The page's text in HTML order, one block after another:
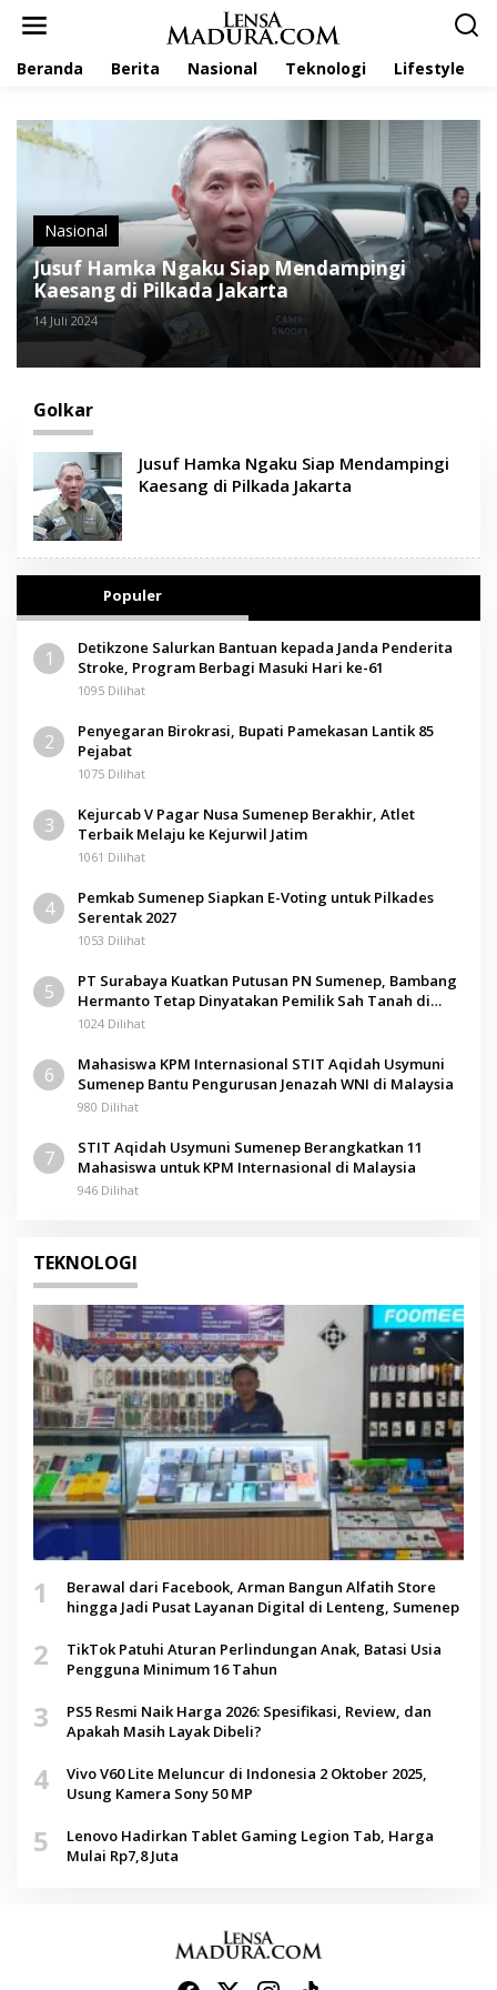
Beranda Berita Nasional Teknologi Lifestyle
Nasional
Jusuf Hamka Ngaku Siap Mendampingi
Kaesang di Pilkada Jakarta
14 Juli 2024
Golkar
Jusuf Hamka Ngaku Siap Mendampingi
Kaesang di Pilkada Jakarta
Populer
1
Detikzone Salurkan Bantuan kepada Janda Penderita
Stroke, Program Berbagi Masuki Hari ke-61
1095 Dilihat
2
Penyegaran Birokrasi, Bupati Pamekasan Lantik 85
Pejabat
1075 Dilihat
3
Kejurcab V Pagar Nusa Sumenep Berakhir, Atlet
Terbaik Melaju ke Kejurwil Jatim
1061 Dilihat
4
Pemkab Sumenep Siapkan E-Voting untuk Pilkades
Serentak 2027
1053 Dilihat
5
PT Surabaya Kuatkan Putusan PN Sumenep, Bambang
Hermanto Tetap Dinyatakan Pemilik Sah Tanah di
Pamolokan
1024 Dilihat
6
Mahasiswa KPM Internasional STIT Aqidah Usymuni
Sumenep Bantu Pengurusan Jenazah WNI di Malaysia
980 Dilihat
7
STIT Aqidah Usymuni Sumenep Berangkatkan 11
Mahasiswa untuk KPM Internasional di Malaysia
946 Dilihat
TEKNOLOGI
1
Berawal dari Facebook, Arman Bangun Alfatih Store
hingga Jadi Pusat Layanan Digital di Lenteng, Sumenep
2
TikTok Patuhi Aturan Perlindungan Anak, Batasi Usia
Pengguna Minimum 16 Tahun
3
PS5 Resmi Naik Harga 2026: Spesifikasi, Review, dan
Apakah Masih Layak Dibeli?
4
Vivo V60 Lite Meluncur di Indonesia 2 Oktober 2025,
Usung Kamera Sony 50 MP
5
Lenovo Hadirkan Tablet Gaming Legion Tab, Harga
Mulai Rp7,8 Juta